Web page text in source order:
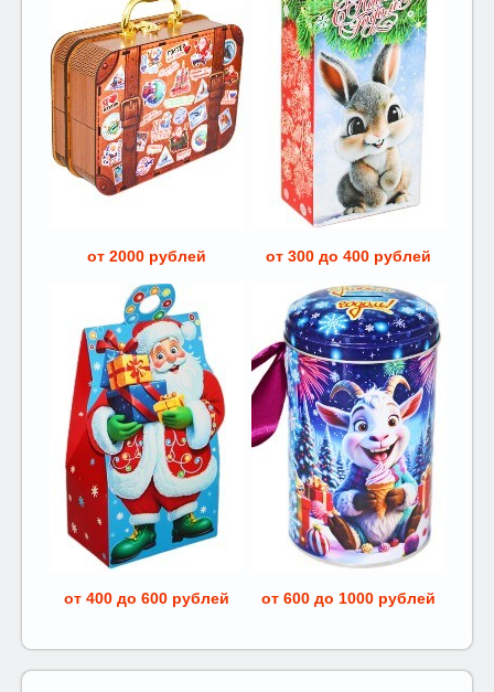
от 2000 рублей от 300 до 400 рублей
от 400 до 600 рублей от 600 до 1000 рублей